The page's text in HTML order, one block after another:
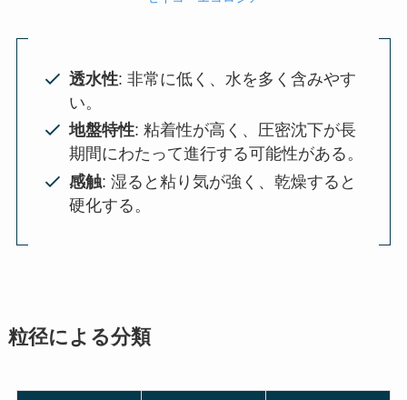
透水性: 非常に低く、水を多く含みやす
い。
地盤特性: 粘着性が高く、圧密沈下が長
期間にわたって進行する可能性がある。
感触: 湿ると粘り気が強く、乾燥すると
硬化する。
粒径による分類